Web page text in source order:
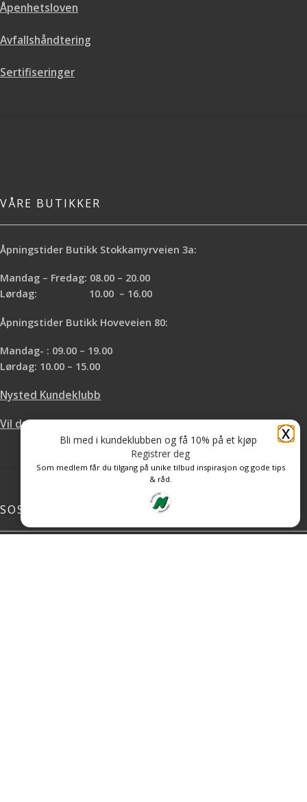
Åpenhetsloven
Avfallshåndtering
Sertifiseringer
VÅRE BUTIKKER
Åpningstider Butikk Stokkamyrveien 3a:
Mandag – Fredag: 08.00 – 20.00
Lørdag: 10.00 – 16.00
Åpningstider Butikk Hoveveien 80:
Mandag- : 09.00 – 19.00
Lørdag: 10.00 – 15.00
Nysted Kundeklubb
Vil du leie hos oss?
SOSIALE MEDIER
X
Bli med i kundeklubben og få 10% på et kjøp
Registrer deg
Som medlem får du tilgang på unike tilbud inspirasjon og gode tips
& råd.